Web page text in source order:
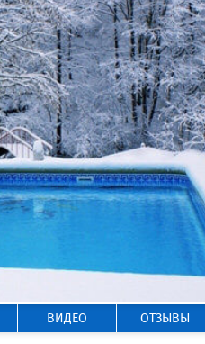
ГОРЯЧАЯ
8 800 200-
Звонок по России
ВИДЕО ОТЗЫВЫ